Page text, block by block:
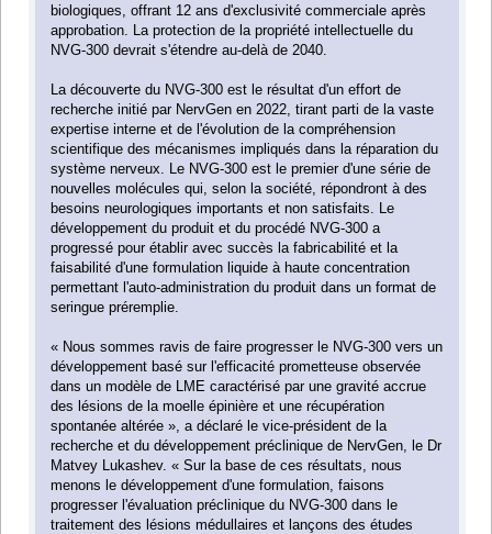
biologiques, offrant 12 ans d'exclusivité commerciale après
approbation. La protection de la propriété intellectuelle du
NVG-300 devrait s'étendre au-delà de 2040.
La découverte du NVG-300 est le résultat d'un effort de
recherche initié par NervGen en 2022, tirant parti de la vaste
expertise interne et de l'évolution de la compréhension
scientifique des mécanismes impliqués dans la réparation du
système nerveux. Le NVG-300 est le premier d'une série de
nouvelles molécules qui, selon la société, répondront à des
besoins neurologiques importants et non satisfaits. Le
développement du produit et du procédé NVG-300 a
progressé pour établir avec succès la fabricabilité et la
faisabilité d'une formulation liquide à haute concentration
permettant l'auto-administration du produit dans un format de
seringue préremplie.
« Nous sommes ravis de faire progresser le NVG-300 vers un
développement basé sur l'efficacité prometteuse observée
dans un modèle de LME caractérisé par une gravité accrue
des lésions de la moelle épinière et une récupération
spontanée altérée », a déclaré le vice-président de la
recherche et du développement préclinique de NervGen, le Dr
Matvey Lukashev. « Sur la base de ces résultats, nous
menons le développement d'une formulation, faisons
progresser l'évaluation préclinique du NVG-300 dans le
traitement des lésions médullaires et lançons des études